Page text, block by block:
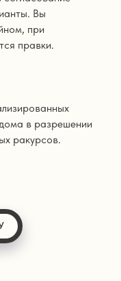
Вы
при
правки.
в разрешении
ракурсов.